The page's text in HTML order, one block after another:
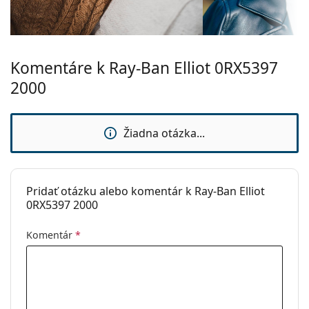
Šírka mostíka:
19 mm
Nastaviteľné
sedielka:
Nie
Puzdro:
Áno
Čistiaca
handrička:
Áno
Ostatné
Typ:
Komentáre k Ray-Ban Elliot 0RX5397
2000
Žiadna otázka...
Pridať otázku alebo komentár k Ray-Ban Elliot
0RX5397 2000
Komentár *